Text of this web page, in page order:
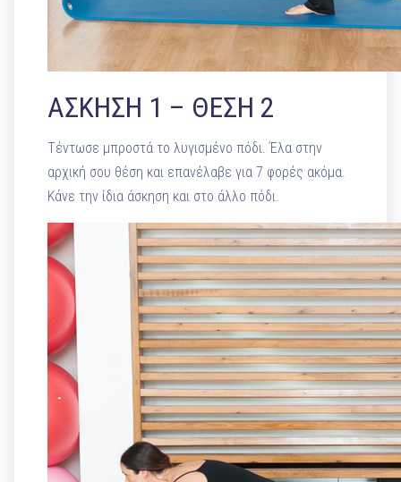
ΑΣΚΗΣΗ 1 – ΘΕΣΗ 2
Τέντωσε μπροστά το λυγισμένο πόδι. Έλα στην
αρχική σου θέση και επανέλαβε για 7 φορές ακόμα.
Κάνε την ίδια άσκηση και στο άλλο πόδι.